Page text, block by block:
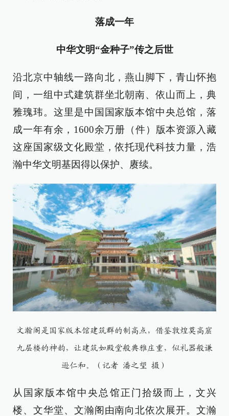
落成一年
中华文明“金种子”传之后世
沿北京中轴线一路向北，燕山脚下，青山怀抱
间，一组中式建筑群坐北朝南、依山而上，典
雅瑰玮。这里是中国国家版本馆中央总馆，落
成一年有余，1600余万册（件）版本资源入藏
这座国家级文化殿堂，依托现代科技力量，浩
瀚中华文明基因得以保护、赓续。
文瀚阁是国家版本馆建筑群的制高点，借鉴敦煌莫高窟
九层楼的神韵，让建筑如殿堂般典雅庄重，似礼器般谦
逊仁和。（记者 潘之望 摄）
从国家版本馆中央总馆正门拾级而上，文兴
楼、文华堂、文瀚阁由南向北依次展开。文瀚